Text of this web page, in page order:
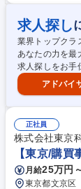
の検討、企画、
支援（医薬事業
たWeb会議や交
出張あり。将来的な現
外事業開発・子
求人探し
業界トップクラ
あなたの力を最
求人探しをお手
アドバイ
正社員
株式会社東京
【東京/購
月給25万円
東京都文京区